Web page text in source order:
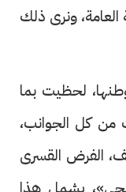
العامة، ونرى ذلك
لحظيت بما
من كل الجوانب،
الفرض القسرى
يشمل هذا